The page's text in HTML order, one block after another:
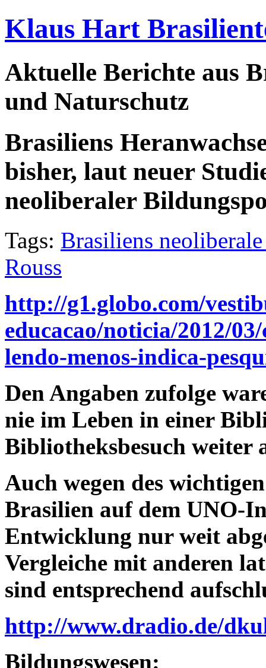
Klaus Hart
Aktuelle Berichte aus
und Naturschutz
Brasiliens
bisher, laut neuer
neoliberaler
Tags: Brasiliens
Rouss
http://g1.globo.com/
educacao/noticia/2012/
lendo-menos-indica-
Den Angaben zufolge
nie im Leben in einer
Bibliotheksbesuch weiter
Auch wegen des
Brasilien auf dem UNO-
Entwicklung nur weit
Vergleiche mit anderen
sind entsprechend
http://www.dradio.de/
Bildungswesen: